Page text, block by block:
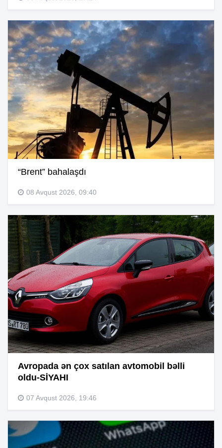
“Brent” bahalaşdı
08 Avqust 2026, 09:40
Avropada ən çox satılan avtomobil bəlli
oldu-SİYAHI
07 Avqust 2026, 19:46